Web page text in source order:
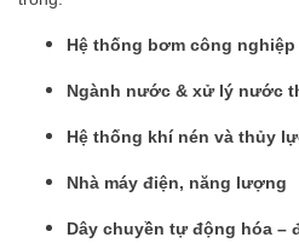
Hệ thống bơm công nghiệp
Ngành nước & xử lý nước
Hệ thống khí nén và thủy
Nhà máy điện, năng lượng
Dây chuyền tự động hóa –